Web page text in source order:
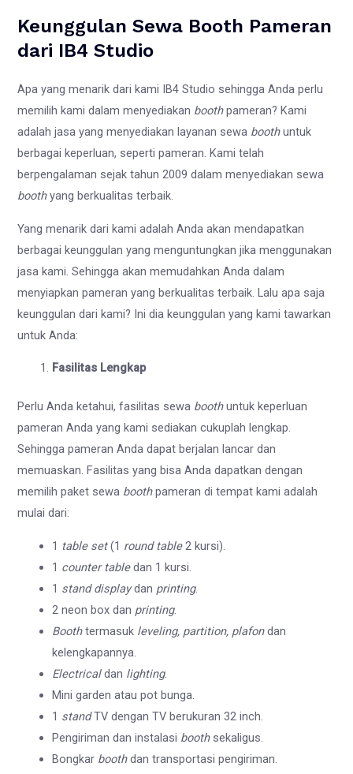
Keunggulan Sewa Booth Pameran
dari IB4 Studio
Apa yang menarik dari kami IB4 Studio sehingga Anda perlu
memilih kami dalam menyediakan boothpameran? Kami
adalah jasa yang menyediakan layanan sewa boothuntuk
berbagai keperluan, seperti pameran. Kami telah
berpengalaman sejak tahun 2009 dalam menyediakan sewa
boothyang berkualitas terbaik.
Yang menarik dari kami adalah Anda akan mendapatkan
berbagai keunggulan yang menguntungkan jika menggunakan
jasa kami. Sehingga akan memudahkan Anda dalam
menyiapkan pameran yang berkualitas terbaik. Lalu apa saja
keunggulan dari kami? Ini dia keunggulan yang kami tawarkan
untuk Anda:
Fasilitas Lengkap
Perlu Anda ketahui, fasilitas sewa boothuntuk keperluan
pameran Anda yang kami sediakan cukuplah lengkap.
Sehingga pameran Anda dapat berjalan lancar dan
memuaskan. Fasilitas yang bisa Anda dapatkan dengan
memilih paket sewa boothpameran di tempat kami adalah
mulai dari:
1 table set(1 round table2 kursi).
1 counter tabledan 1 kursi.
1 stand displaydan printing.
2 neon box dan printing.
Boothtermasuk leveling, partition, plafondan
kelengkapannya.
Electricaldan lighting.
Mini garden atau pot bunga.
1 standTV dengan TV berukuran 32 inch.
Pengiriman dan instalasi booth sekaligus.
Bongkar boothdan transportasi pengiriman.